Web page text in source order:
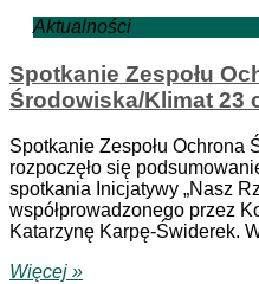
Aktualności
Spotkanie Zespołu
Środowiska/Klimat 23
Spotkanie Zespołu Ochrona
rozpoczęło się
spotkania Inicjatywy „Nasz
współprowadzonego przez
Katarzynę Karpę-Świderek.
Więcej »